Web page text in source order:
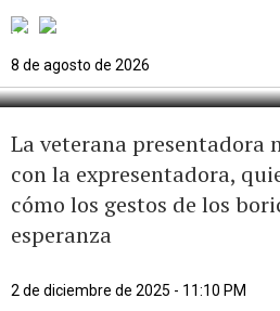
8 de agosto de 2026
por todos lados”
La veterana presentadora
con la expresentadora,
cómo los gestos de los
esperanza
2 de diciembre de 2025 - 11:10 PM